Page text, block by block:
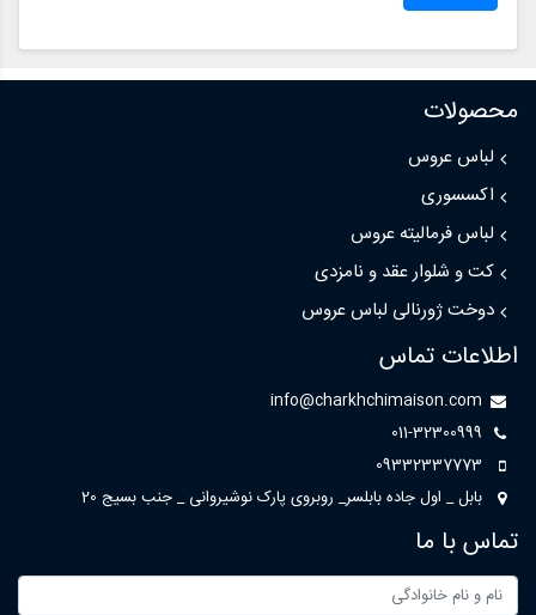
محصولات
لباس عروس
اکسسوری
لباس فرمالیته عروس
کت و شلوار عقد و نامزدی
دوخت ژورنالی لباس عروس
اطلاعات تماس
info@charkhchimaison.com
011-32300999
09332337773
بابل _ اول جاده بابلسر_ روبروی پارک نوشیروانی _ جنب بسیج 20
تماس با ما